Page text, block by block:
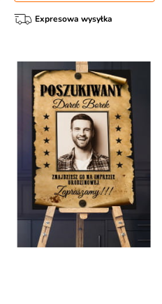
Expresowa wysyłka